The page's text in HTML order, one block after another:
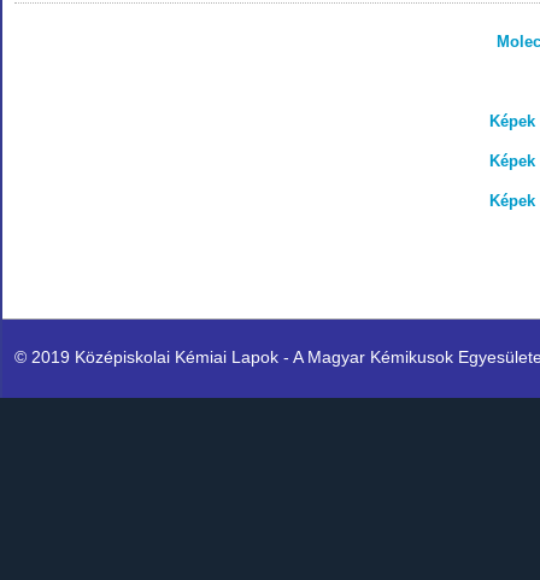
© 2019 Középiskolai Kémiai Lapok - A Magyar Kémikusok